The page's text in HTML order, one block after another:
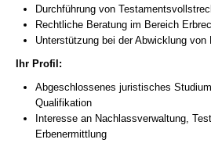
Durchführung von
Rechtliche Beratung im Bereich
Unterstützung bei der Abwicklung von
Ihr Profil:
Abgeschlossenes juristisches
Qualifikation
Interesse an Nachlassverwaltung,
Erbenermittlung